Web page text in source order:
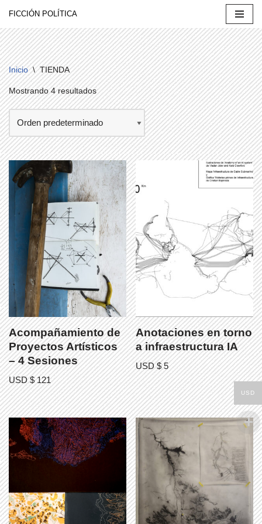
Saltar
al
contenido
FICCIÓN POLÍTICA
Inicio \ TIENDA
Mostrando 4 resultados
Acompañamiento de
Proyectos Artísticos
– 4 Sesiones
USD $121
Anotaciones en torno
a infraestructura IA
USD $5
USD